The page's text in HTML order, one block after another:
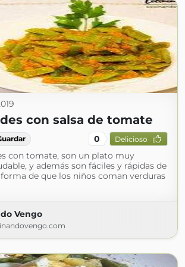
con salsa de tomate
0 Delicioso
con tomate, son un plato muy
y además son fáciles y rápidas de
de que los niños coman verduras
Vengo